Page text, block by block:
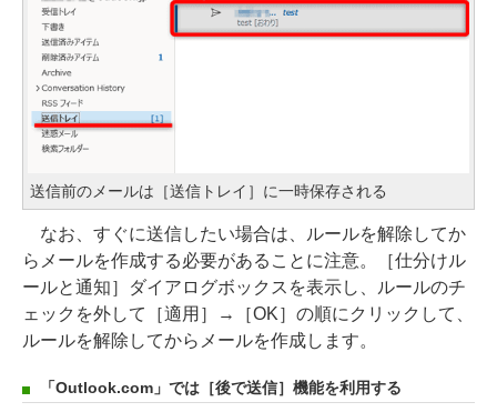
送信前のメールは［送信トレイ］に一時保存される
なお、すぐに送信したい場合は、ルールを解除してか
らメールを作成する必要があることに注意。［仕分けル
ールと通知］ダイアログボックスを表示し、ルールのチ
ェックを外して［適用］→［OK］の順にクリックして、
ルールを解除してからメールを作成します。
「Outlook.com」では［後で送信］機能を利用する